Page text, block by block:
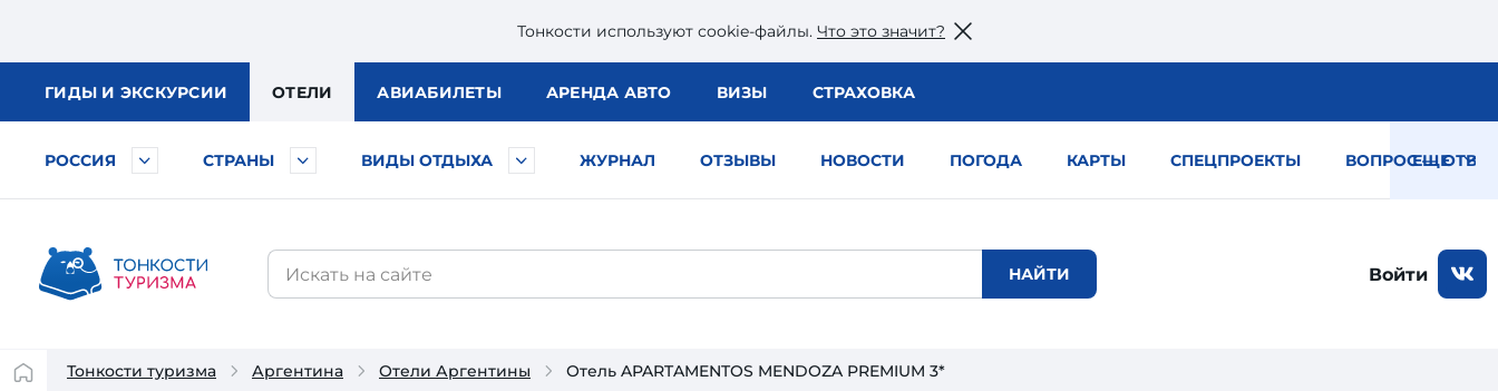
Тонкости используют сookie-файлы. Что это значит?
ГИДЫ И ЭКСКУРСИИ ОТЕЛИ АВИАБИЛЕТЫ АРЕНДА АВТО ВИЗЫ СТРАХОВКА
РОССИЯ СТРАНЫ ВИДЫ ОТДЫХА ЖУРНАЛ ОТЗЫВЫ НОВОСТИ ПОГОДА КАРТЫ СПЕЦПРОЕКТЫ ВОПРОС — ОТВЕТ
ЕЩЕ
Войти
Тонкости туризма Аргентина Отели Аргентины Отель APARTAMENTOS MENDOZA PREMIUM 3*